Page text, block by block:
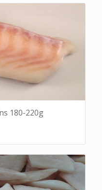
180-220g